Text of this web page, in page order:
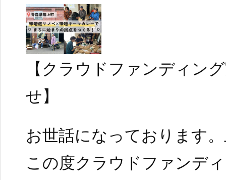
【クラウドファンディン
せ】
お世話になっております
この度クラウドファンデ